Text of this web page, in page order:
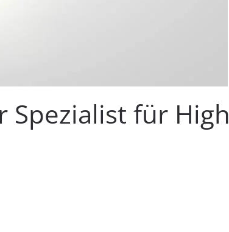
Spezialist für High